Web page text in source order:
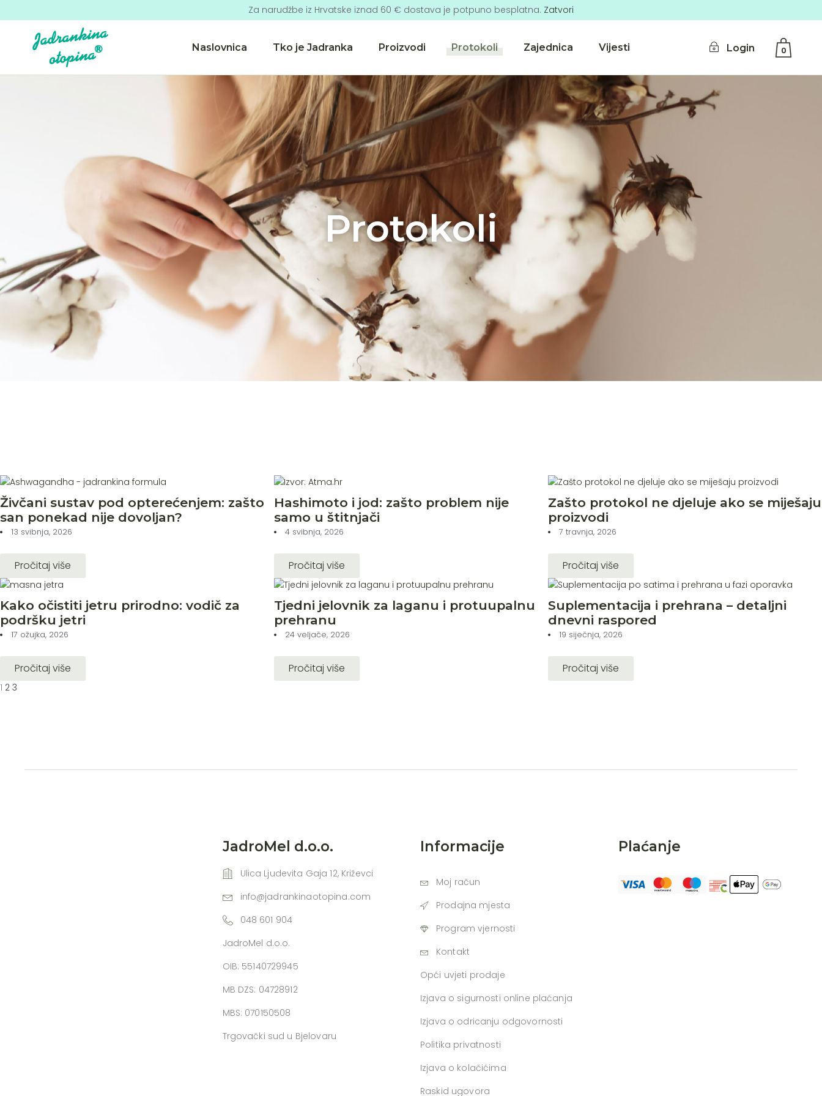
Za narudžbe iz Hrvatske iznad 60 € dostava je potpuno besplatna. Zatvori
Naslovnica Tko je Jadranka Proizvodi Protokoli Zajednica Vijesti Login 0
No products in the cart.
Protokoli
Živčani sustav pod opterećenjem: zašto
san ponekad nije dovoljan?
13 svibnja, 2026
Pročitaj više
Hashimoto i jod: zašto problem nije
samo u štitnjači
4 svibnja, 2026
Pročitaj više
Zašto protokol ne djeluje ako se miješaju
proizvodi
7 travnja, 2026
Pročitaj više
Kako očistiti jetru prirodno: vodič za
podršku jetri
17 ožujka, 2026
Pročitaj više
Tjedni jelovnik za laganu i protuupalnu
prehranu
24 veljače, 2026
Pročitaj više
Suplementacija i prehrana – detaljni
dnevni raspored
19 siječnja, 2026
Pročitaj više
1 2 3
JadroMel d.o.o.
Ulica Ljudevita Gaja 12, Križevci
info@jadrankinaotopina.com
048 601 904
JadroMel d.o.o.
OIB: 55140729945
MB DZS: 04728912
MBS: 070150508
Trgovački sud u Bjelovaru
Informacije
Moj račun
Prodajna mjesta
Program vjernosti
Kontakt
Opći uvjeti prodaje
Izjava o sigurnosti online plaćanja
Izjava o odricanju odgovornosti
Politika privatnosti
Izjava o kolačićima
Raskid ugovora
Plaćanje